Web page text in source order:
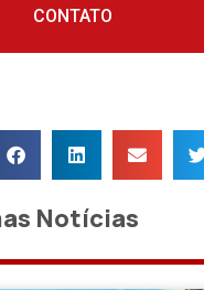
CONTATO
Notícias